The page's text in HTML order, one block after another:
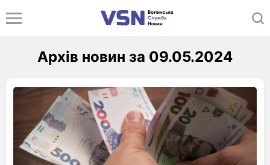
Архів новин за 09.05.2024